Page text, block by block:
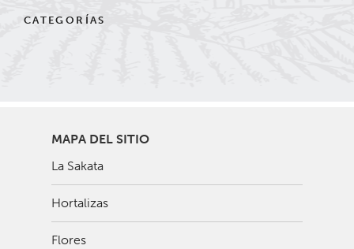
CATEGORÍAS
MAPA DEL SITIO
La Sakata
Hortalizas
Flores